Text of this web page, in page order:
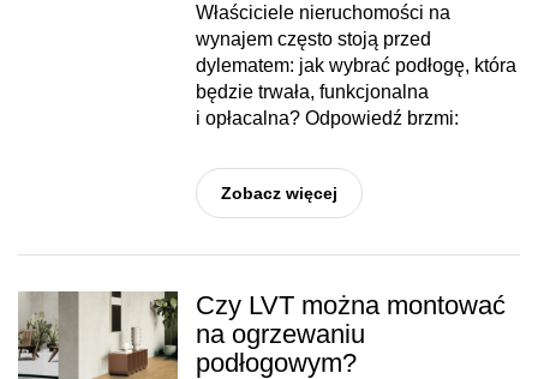
Właściciele nieruchomości na
wynajem często stoją przed
dylematem: jak wybrać podłogę, która
będzie trwała, funkcjonalna
i opłacalna? Odpowiedź brzmi:
Zobacz więcej
Czy LVT można montować
na ogrzewaniu
podłogowym?